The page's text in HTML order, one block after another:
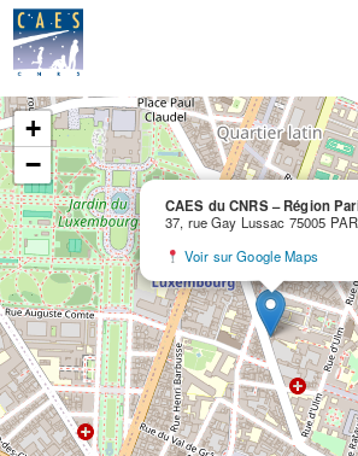
CAES du CNRS – Région
37, rue Gay Lussac 75005
Voir sur Google Maps
+
−